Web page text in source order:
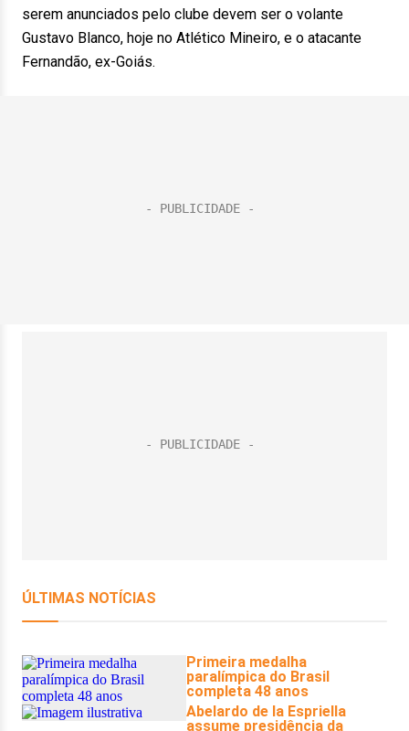
serem anunciados pelo clube devem ser o volante
Gustavo Blanco, hoje no Atlético Mineiro, e o atacante
Fernandão, ex-Goiás.